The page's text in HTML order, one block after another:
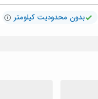
بدون محدودیت کیلومتر